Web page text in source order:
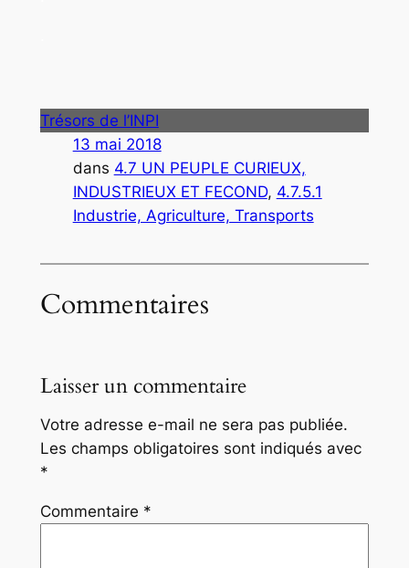
Trésors de l’INPI
13 mai 2018
dans 4.7 UN PEUPLE CURIEUX,
INDUSTRIEUX ET FECOND, 4.7.5.1
Industrie, Agriculture, Transports
Commentaires
Laisser un commentaire
Votre adresse e-mail ne sera pas publiée.
Les champs obligatoires sont indiqués avec
*
Commentaire *